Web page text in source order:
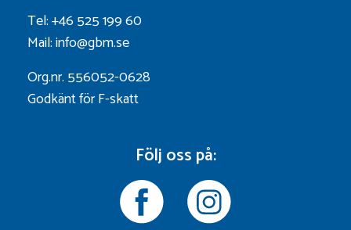
Tel: +46 525 199 60
Mail: info@gbm.se
Org.nr. 556052-0628
Godkänt för F-skatt
Följ oss på: